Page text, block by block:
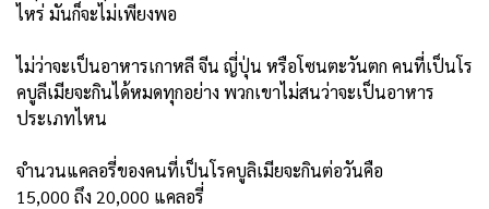
ไหร่ มันก็จะไม่เพียงพอ
ไม่ว่าจะเป็นอาหารเกาหลี จีน ญี่ปุ่น หรือโซนตะวันตก คนที่เป็นโร
คบูลีเมียจะกินได้หมดทุกอย่าง พวกเขาไม่สนว่าจะเป็นอาหาร
ประเภทไหน
จำนวนแคลอรี่ของคนที่เป็นโรคบูลิเมียจะกินต่อวันคือ
15,000 ถึง 20,000 แคลอรี่